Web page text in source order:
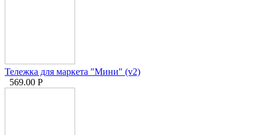
Тележка для маркета "Мини" (v2)
569.00 Р